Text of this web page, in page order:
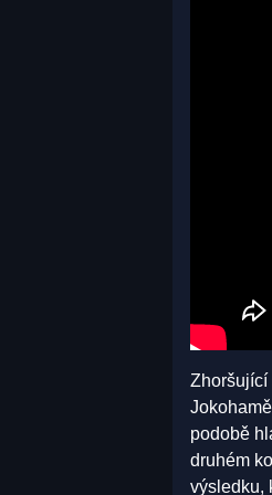
Zhoršující
podobě
druhém
výsledku,